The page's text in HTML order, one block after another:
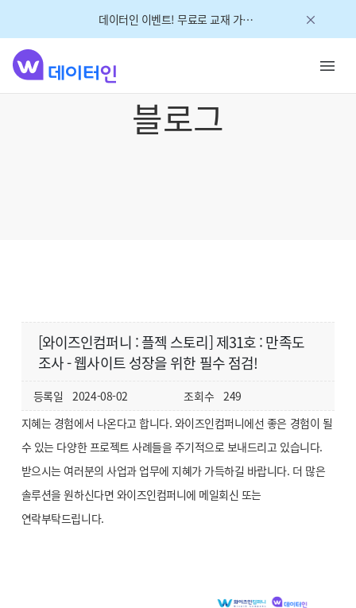
데이터인 이벤트! 무료로 교재 가져가세요!
블로그
[와이즈인컴퍼니 : 플젝 스토리] 제31호 : 만족도
조사 - 웹사이트 성장을 위한 필수 점검!
등록일 2024-08-02 조회수
249
지혜는 경험에서 나온다고 합니다. 와이즈인컴퍼니에선 좋은 경험이 될
수 있는 다양한 프로젝트 사례들을 주기적으로 보내드리고 있습니다.
받으시는 여러분의 사업과 업무에 지혜가 가득하길 바랍니다. 더 많은
솔루션을 원하신다면 와이즈인컴퍼니에 메일회신 또는
연락부탁드립니다.